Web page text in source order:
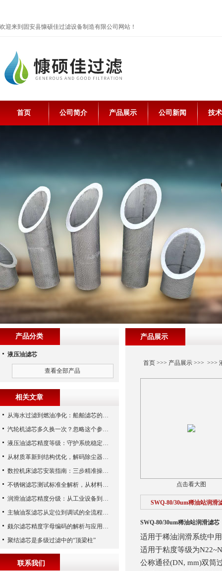
欢迎来到固安县慷硕佳过滤设备制造有限公司网站！
首页 公司简介 产品展示 公司新闻 技
产品展示
首页>>> 产品展示>>> >>>
点击看大图
SWQ-80/30um稀油站润滑
SWQ-80/30um稀油站润滑滤芯
适用于稀油润滑系统中
适用于粘度等级为
公称通径(DN, mm)双筒
产品分类
液压油滤芯
查看全部产品
相关文章
从海水过滤到燃油净化：船舶滤芯的多场景应用解析
汽轮机滤芯多久换一次？忽略这个参数，机组非停损失可能上百万！
液压油滤芯精度等级：守护系统稳定与寿命的“微米标尺”
从材质革新到结构优化，解码除尘器滤芯性能跃升的核心逻辑
数控机床滤芯安装指南：三步精准操作，杜绝设备“亚健康”
不锈钢滤芯测试标准全解析，从材料性能到应用场景的严苛验证
润滑油滤芯精度分级：从工业设备到精密系统的过滤密码
主轴油泵滤芯从定位到调试的全流程解析
颇尔滤芯精度字母编码的解析与应用指南
聚结滤芯是多级过滤中的“顶梁柱”
联系我们